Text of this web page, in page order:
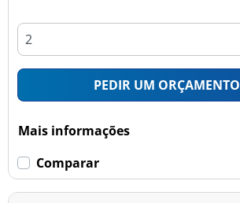
PEDIR UM ORÇAMENTO
Mais informações
Comparar